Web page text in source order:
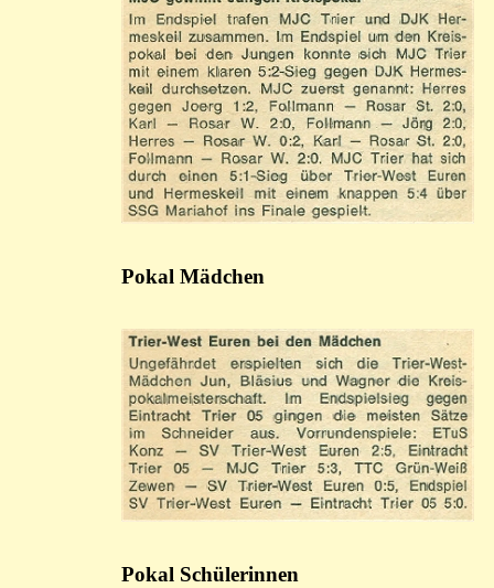
Pokal Mädchen
Pokal Schülerinnen